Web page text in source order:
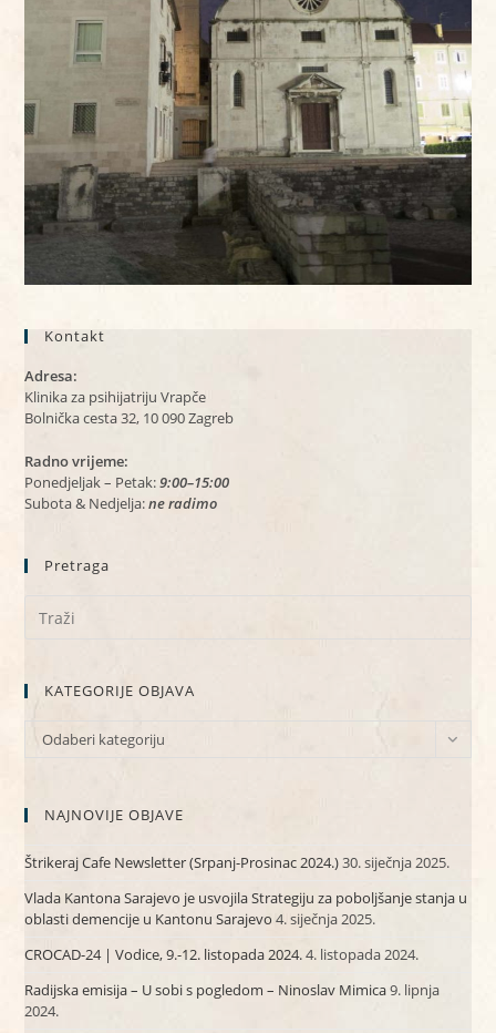
Kontakt
Adresa:
Klinika za psihijatriju Vrapče
Bolnička cesta 32, 10 090 Zagreb
Radno vrijeme:
Ponedjeljak – Petak:9:00–15:00
Subota & Nedjelja:ne radimo
Pretraga
KATEGORIJE OBJAVA
KATEGORIJE
Odaberi kategoriju
NAJNOVIJE OBJAVE
Štrikeraj Cafe Newsletter (Srpanj-Prosinac 2024.)30. siječnja 2025.
Vlada Kantona Sarajevo je usvojila Strategiju za poboljšanje stanja u
oblasti demencije u Kantonu Sarajevo 4. siječnja 2025.
CROCAD-24 | Vodice, 9.-12. listopada 2024.4. listopada 2024.
Radijska emisija – U sobi s pogledom – Ninoslav Mimica9. lipnja
2024.